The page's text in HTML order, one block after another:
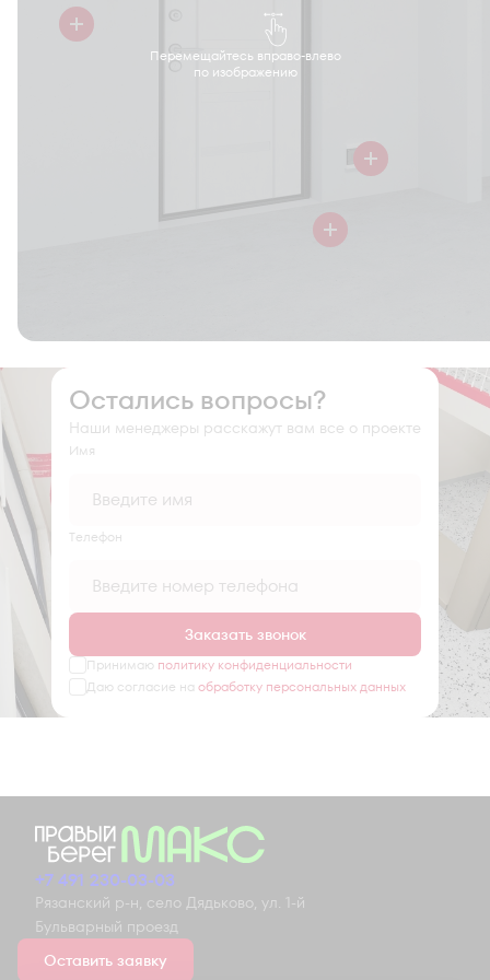
Перемещайтесь вправо-влево
по изображению
Остались вопросы?
Наши менеджеры расскажут вам все о проекте
Имя
Tелефон
Заказать звонок
Принимаю политику конфиденциальности
Даю согласие на обработку персональных данных
+7 491 230-03-03
Рязанский р-н, село Дядьково, ул. 1-й
Бульварный проезд
Оставить заявку